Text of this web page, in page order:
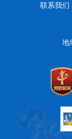
联系我们
地